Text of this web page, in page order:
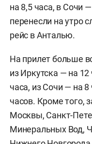
на 8,5 часа, в Сочи
перенесли на утро
рейс в Анталью.
На прилет больше
из Иркутска — на
часа, из Сочи — на
часов. Кроме того,
Москвы, Санкт-
Минеральных Вод,